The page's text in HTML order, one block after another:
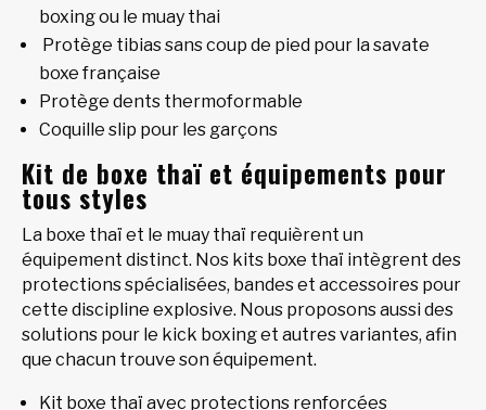
boxing ou le muay thai
Protège tibias sans coup de pied pour la savate
boxe française
Protège dents thermoformable
Coquille slip pour les garçons
Kit de boxe thaï et équipements pour
tous styles
La boxe thaï et le muay thaï requièrent un
équipement distinct. Nos kits boxe thaï intègrent des
protections spécialisées, bandes et accessoires pour
cette discipline explosive. Nous proposons aussi des
solutions pour le kick boxing et autres variantes, afin
que chacun trouve son équipement.
Kit boxe thaï avec protections renforcées